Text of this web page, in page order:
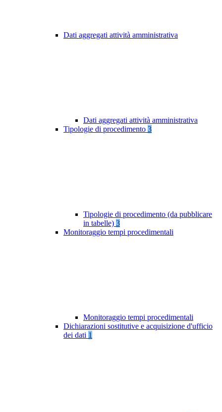
Dati aggregati attività amministrativa
Dati aggregati attività amministrativa
Tipologie di procedimento 3
Tipologie di procedimento (da pubblicare
in tabelle) 3
Monitoraggio tempi procedimentali
Monitoraggio tempi procedimentali
Dichiarazioni sostitutive e acquisizione d'ufficio
dei dati 1